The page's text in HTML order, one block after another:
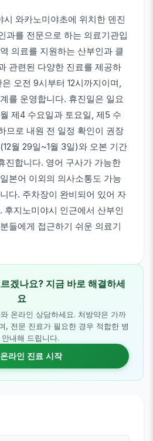
와카노미야초에 위치한 덴진
과를 전문으로 하는 의료기관입
의료를 지원하는 산부인과 클
관련된 다양한 진료를 제공하
오전 9시부터 12시까지이며,
를 운영합니다. 휴진일은 일요
제4 수요일과 토요일, 제5 수
므로 내원 전 일정 확인이 권장
월 29일~1월 3일)와 오본 기간
진합니다. 영어 구사가 가능한
본어 이외의 의사소통도 가능
다. 주차장이 완비되어 있어 자
후지노미야시 인근에서 산부인
들에게 접근하기 쉬운 의료기
겠나요? 지금 바로 해결하세
요
온라인 상담하세요. 처방약은 가까
, 전문 진료가 필요한 경우 적합한 병
안내해 드립니다.
라인 진료 시작